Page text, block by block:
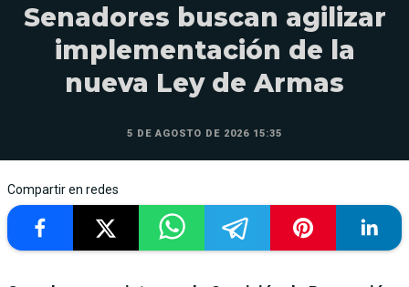
Senadores buscan agilizar
implementación de la
nueva Ley de Armas
5 DE AGOSTO DE 2026 15:35
Compartir en redes